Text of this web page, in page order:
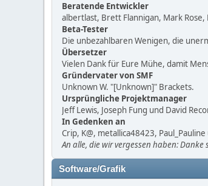
Beratende Entwickler
albertlast, Brett Flannigan, Mark
Beta-Tester
Die unbezahlbaren Wenigen, die
Übersetzer
Vielen Dank für Eure Mühe, damit
Gründervater von SMF
Unknown W. "[Unknown]" Brackets.
Ursprüngliche Projektmanager
Jeff Lewis, Joseph Fung und David
In Gedenken an
Crip, K@, metallica48423, Paul_Pauline
An alle, die wir vergessen haben: Danke
Software/Grafik